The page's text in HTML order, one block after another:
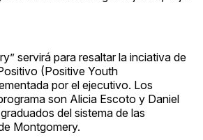
servirá para resaltar la inciativa de
(Positive Youth
por el ejecutivo. Los
son Alicia Escoto y Daniel
del sistema de las
Montgomery.